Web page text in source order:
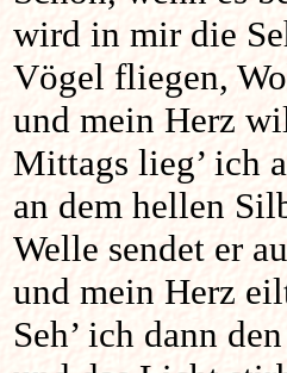
wird in mir die
Vögel fliegen,
und mein Herz
Mittags lieg’ ich
an dem hellen
Welle sendet er
und mein Herz
Seh’ ich dann